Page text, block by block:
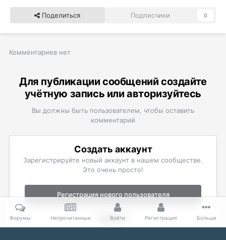
Поделиться Подписчики 0
Комментариев нет
Для публикации сообщений создайте
учётную запись или авторизуйтесь
Вы должны быть пользователем, чтобы оставить
комментарий
Создать аккаунт
Зарегистрируйте новый аккаунт в нашем сообществе.
Это очень просто!
Регистрация нового пользователя
Войти
Уже есть аккаунт? Войти в систему.
Форумы Непрочитанные Войти Регистрация Больше